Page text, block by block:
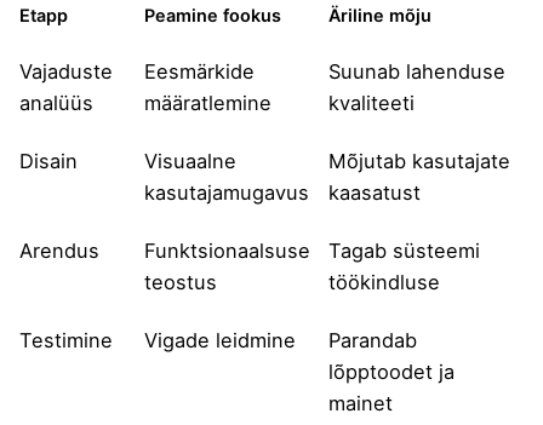
Etapp Peamine fookus Äriline mõju
Vajaduste
analüüs
Eesmärkide
määratlemine
Suunab lahenduse
kvaliteeti
Disain
Visuaalne
kasutajamugavus
Mõjutab kasutajate
kaasatust
Arendus
Funktsionaalsuse
teostus
Tagab süsteemi
töökindluse
Testimine Vigade leidmine
Parandab
lõpptoodet ja
mainet